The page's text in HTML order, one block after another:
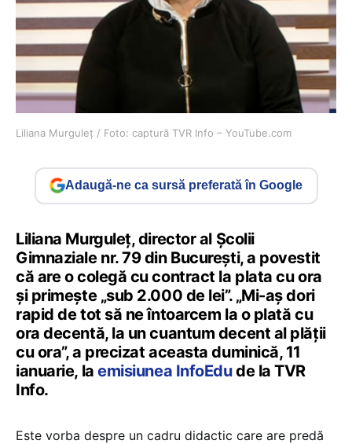
Liliana Murguleț / Foto: captură TVR Info – YouTube.com
Adaugă-ne ca sursă preferată în Google
Liliana Murguleț, director al Școlii
Gimnaziale nr. 79 din București, a povestit
că are o colegă cu contract la plata cu ora
și primește „sub 2.000 de lei”. „Mi-aş dori
rapid de tot să ne întoarcem la o plată cu
ora decentă, la un cuantum decent al plăţii
cu ora”, a precizat aceasta duminică, 11
ianuarie, laemisiunea InfoEdude la TVR
Info.
Este vorba despre un cadru didactic care are predă